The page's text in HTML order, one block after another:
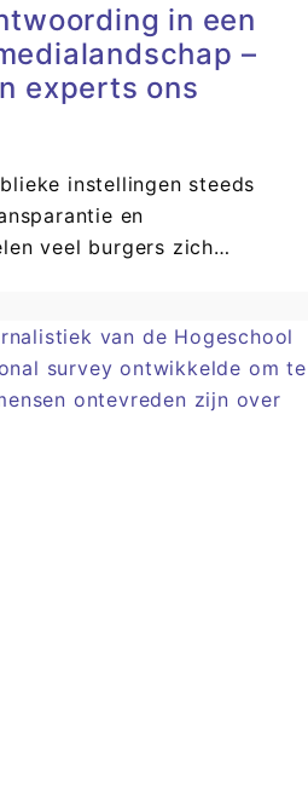
in een
–
experts ons
instellingen steeds
en
veel burgers zich…